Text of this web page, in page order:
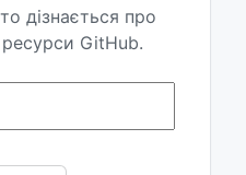
дізнається про
ресурси GitHub.